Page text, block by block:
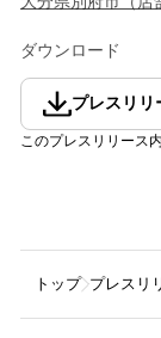
ダウンロード
プレスリリ
このプレスリリース
トップ プレスリ